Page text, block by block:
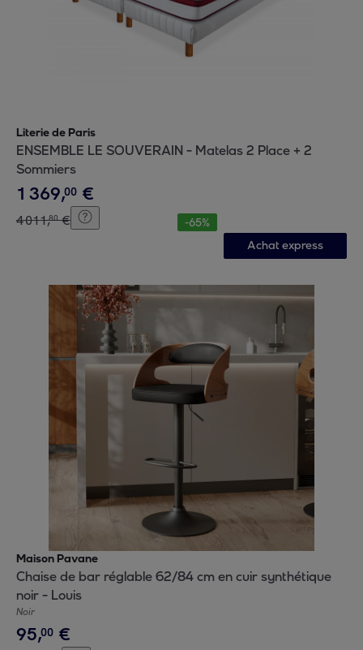
Literie de Paris
ENSEMBLE LE SOUVERAIN - Matelas 2 Place + 2
Sommiers
1 369,00 €
4011,80 € -65%
Achat express
Maison Pavane
Chaise de bar réglable 62/84 cm en cuir synthétique
noir - Louis
Noir
95,00 €